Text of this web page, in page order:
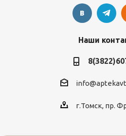
Наши
г.Томск, пр.